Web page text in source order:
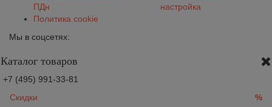
ПДн
Политика cookie
настройка
Мы в соцсетях:
Каталог товаров
+7 (495) 991-33-81
Скидки
%